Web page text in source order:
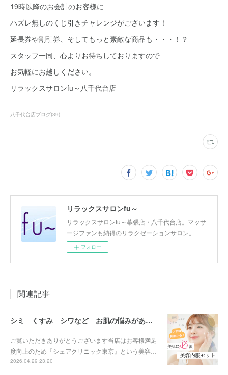
19時以降のお会計のお客様に
ハズレ無しのくじ引きチャレンジがございます！
延長券や割引券、そしてもっと素敵な商品も・・・！？
スタッフ一同、心よりお待ちしておりますので
お気軽にお越しください。
リラックスサロンfu～八千代台店
八千代台店ブログ(39)
リラックスサロンfu～
リラックスサロンfu～幕張店・八千代台店。マッサ
ージファンも納得のリラクゼーションサロン。
フォロー
関連記事
シミ くすみ シワなど お肌の悩みがある方へ
ご覧いただきありがとうございます当店はお客様満足
度向上のため『シェアクリニック東京』という美容…
2026.04.29 23:20